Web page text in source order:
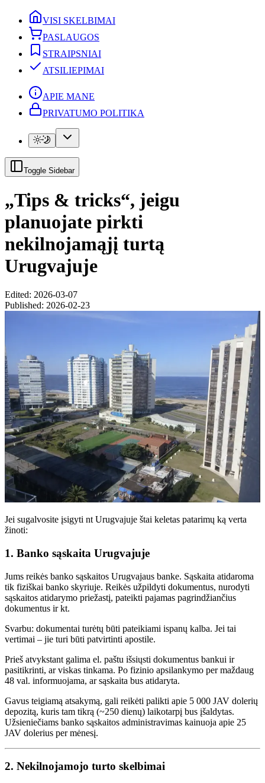
VISI SKELBIMAI
PASLAUGOS
STRAIPSNIAI
ATSILIEPIMAI
APIE MANE
PRIVATUMO POLITIKA
Toggle Sidebar
„Tips & tricks“, jeigu
planuojate pirkti
nekilnojamąjį turtą
Urugvajuje
Edited: 2026-03-07
Published: 2026-02-23
Jei sugalvosite įsigyti nt Urugvajuje štai keletas patarimų ką verta
žinoti:
1. Banko sąskaita Urugvajuje
Jums reikės banko sąskaitos Urugvajaus banke. Sąskaita atidaroma
tik fiziškai banko skyriuje. Reikės užpildyti dokumentus, nurodyti
sąskaitos atidarymo priežastį, pateikti pajamas pagrindžiančius
dokumentus ir kt.
Svarbu: dokumentai turėtų būti pateikiami ispanų kalba. Jei tai
vertimai – jie turi būti patvirtinti apostile.
Prieš atvykstant galima el. paštu išsiųsti dokumentus bankui ir
pasitikrinti, ar viskas tinkama. Po fizinio apsilankymo per maždaug
48 val. informuojama, ar sąskaita bus atidaryta.
Gavus teigiamą atsakymą, gali reikėti palikti apie 5 000 JAV dolerių
depozitą, kuris tam tikrą (~250 dienų) laikotarpį bus įšaldytas.
Užsieniečiams banko sąskaitos administravimas kainuoja apie 25
JAV dolerius per mėnesį.
2. Nekilnojamojo turto skelbimai